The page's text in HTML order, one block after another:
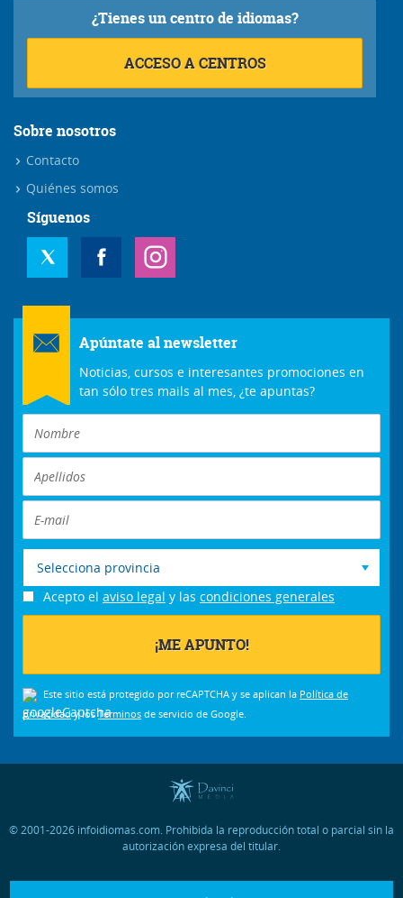
¿Tienes un centro de idiomas?
ACCESO A CENTROS
Sobre nosotros
Contacto
Quiénes somos
Síguenos
Apúntate al newsletter
Noticias, cursos e interesantes promociones en
tan sólo tres mails al mes, ¿te apuntas?
Selecciona provincia
Acepto el aviso legal y las condiciones generales
Este sitio está protegido por reCAPTCHA y se aplican la Política de
privacidady los Términos de servicio de Google.
© 2001-2026 infoidiomas.com. Prohibida la reproducción total o parcial sin la
autorización expresa del titular.